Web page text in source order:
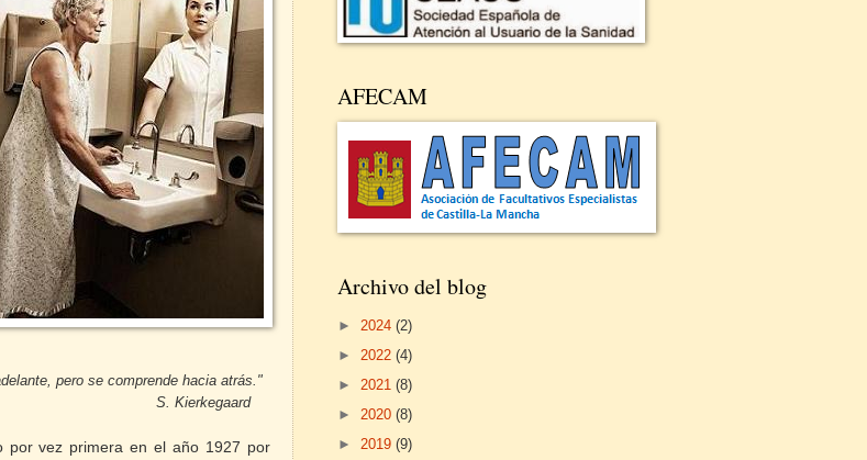
comprende hacia atrás."
por vez primera en el año 1927 por
AFECAM
Archivo del blog
► 2024 (2)
► 2022 (4)
► 2021 (8)
► 2020 (8)
► 2019 (9)